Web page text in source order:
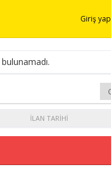
Giriş yap
İLAN TARIHI